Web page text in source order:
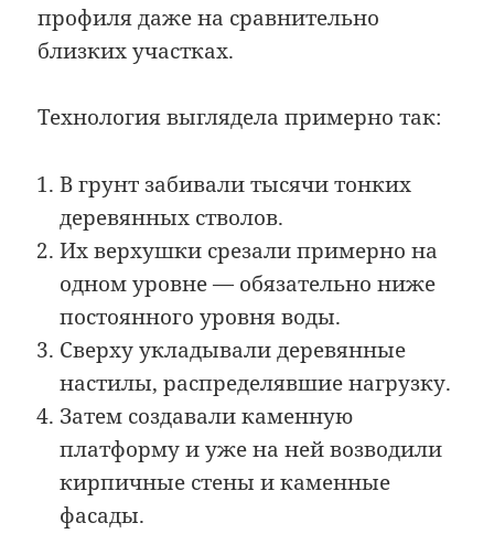
профиля даже на сравнительно
близких участках.
Технология выглядела примерно так:
В грунт забивали тысячи тонких
деревянных стволов.
Их верхушки срезали примерно на
одном уровне — обязательно ниже
постоянного уровня воды.
Сверху укладывали деревянные
настилы, распределявшие нагрузку.
Затем создавали каменную
платформу и уже на ней возводили
кирпичные стены и каменные
фасады.